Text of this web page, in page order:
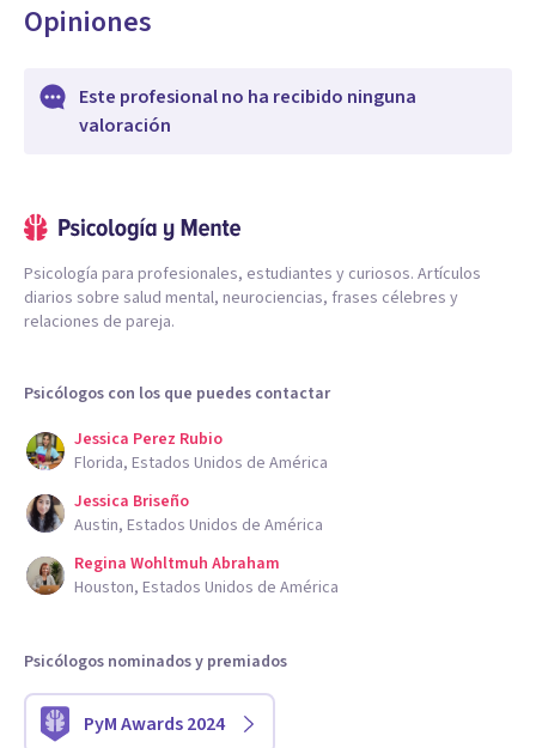
Opiniones
Este profesional no ha recibido ninguna
valoración
Psicología para profesionales, estudiantes y curiosos. Artículos
diarios sobre salud mental, neurociencias, frases célebres y
relaciones de pareja.
Psicólogos con los que puedes contactar
Jessica Perez Rubio
Florida, Estados Unidos de América
Jessica Briseño
Austin, Estados Unidos de América
Regina Wohltmuh Abraham
Houston, Estados Unidos de América
Psicólogos nominados y premiados
PyM Awards 2024